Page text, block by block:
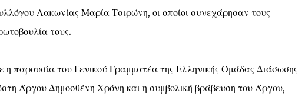
Λακωνίας Μαρία Τσιρώνη, οι οποίοι συνεχάρησαν τους
τους.
η παρουσία του Γενικού Γραμματέα της Ελληνικής Ομάδας Διάσωσης
Άργου Δημοσθένη Χρόνη και η συμβολική βράβευση του Άργου,